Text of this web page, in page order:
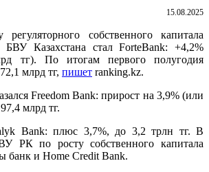
15.08.2025
собственного капитала
Казахстана стал ForteBank: +4,2%
тг). По итогам первого полугодия
млрд тг, пишет ranking.kz.
Freedom Bank: прирост на 3,9% (или
млрд тг.
Bank: плюс 3,7%, до 3,2 трлн тг. В
РК по росту собственного капитала
банк и Home Credit Bank.